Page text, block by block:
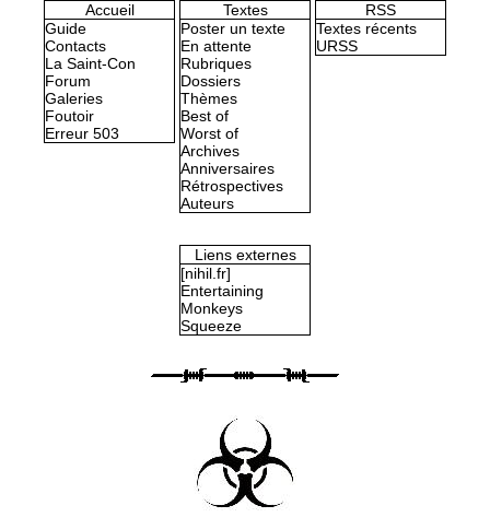
Accueil
Guide
Contacts
La Saint-Con
Forum
Galeries
Foutoir
Erreur 503
Textes
Poster un texte
En attente
Rubriques
Dossiers
Thèmes
Best of
Worst of
Archives
Anniversaires
Rétrospectives
Auteurs
RSS
Textes récents
URSS
Liens externes
[nihil.fr]
Entertaining
Monkeys
Squeeze